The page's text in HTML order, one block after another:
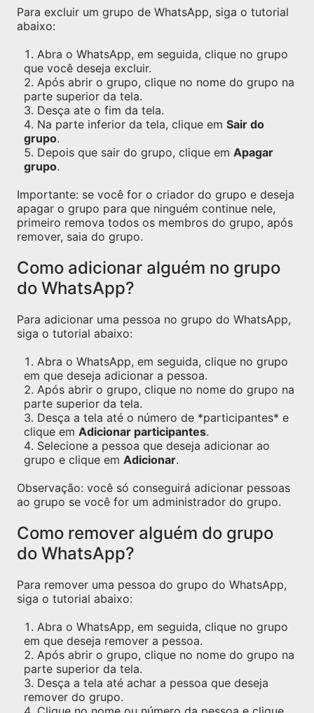
Para excluir um grupo de WhatsApp, siga o tutorial
abaixo:
Abra o WhatsApp, em seguida, clique no grupo
que você deseja excluir.
Após abrir o grupo, clique no nome do grupo na
parte superior da tela.
Desça ate o fim da tela.
Na parte inferior da tela, clique em Sair do
grupo.
Depois que sair do grupo, clique em Apagar
grupo.
Importante: se você for o criador do grupo e deseja
apagar o grupo para que ninguém continue nele,
primeiro remova todos os membros do grupo, após
remover, saia do grupo.
Como adicionar alguém no grupo
do WhatsApp?
Para adicionar uma pessoa no grupo do WhatsApp,
siga o tutorial abaixo:
Abra o WhatsApp, em seguida, clique no grupo
em que deseja adicionar a pessoa.
Após abrir o grupo, clique no nome do grupo na
parte superior da tela.
Desça a tela até o número de *participantes* e
clique em Adicionar participantes.
Selecione a pessoa que deseja adicionar ao
grupo e clique em Adicionar.
Observação: você só conseguirá adicionar pessoas
ao grupo se você for um administrador do grupo.
Como remover alguém do grupo
do WhatsApp?
Para remover uma pessoa do grupo do WhatsApp,
siga o tutorial abaixo:
Abra o WhatsApp, em seguida, clique no grupo
em que deseja remover a pessoa.
Após abrir o grupo, clique no nome do grupo na
parte superior da tela.
Desça a tela até achar a pessoa que deseja
remover do grupo.